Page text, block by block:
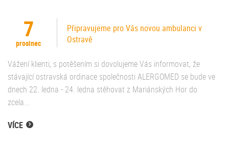
7
prosinec
Připravujeme pro Vás novou ambulanci v
Ostravě
Vážení klienti, s potěšením si dovolujeme Vás informovat, že
stávající ostravská ordinace společnosti ALERGOMED se bude ve
dnech 22. ledna - 24. ledna stěhovat z Mariánských Hor do
zcela...
VÍCE